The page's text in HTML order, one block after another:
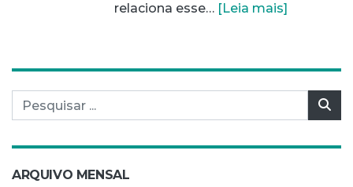
relaciona esse… [Leia mais]
Pesquisar por:
ARQUIVO MENSAL